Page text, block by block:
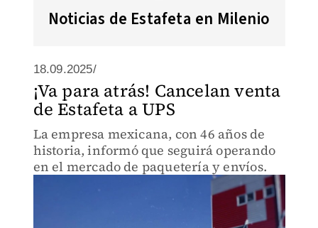
Noticias de Estafeta en Milenio
18.09.2025/
¡Va para atrás! Cancelan venta
de Estafeta a UPS
La empresa mexicana, con 46 años de
historia, informó que seguirá operando
en el mercado de paquetería y envíos.